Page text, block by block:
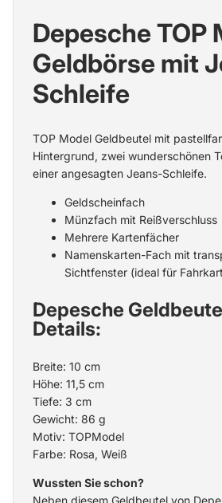
Depesche TOP
Geldbörse mit
Schleife
TOP Model Geldbeutel mit
Hintergrund, zwei wunderschönen
einer angesagten Jeans-Schleife.
Geldscheinfach
Münzfach mit Reißverschluss
Mehrere Kartenfächer
Namenskarten-Fach mit
Sichtfenster (ideal für
Depesche
Details:
Breite: 10 cm
Höhe: 11,5 cm
Tiefe: 3 cm
Gewicht: 86 g
Motiv: TOPModel
Farbe: Rosa, Weiß
Wussten Sie schon?
Neben diesem Geldbeutel von